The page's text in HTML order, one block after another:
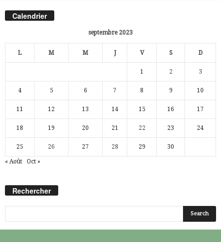
Calendrier
septembre 2023
L M M J V S D
1 2 3
4 5 6 7 8 9 10
11 12 13 14 15 16 17
18 19 20 21 22 23 24
25 26 27 28 29 30
« Août Oct »
Rechercher